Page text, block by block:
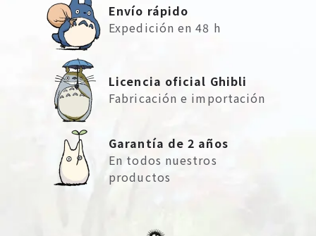
Envío rápido
Expedición en 48 h
Licencia oficial Ghibli
Fabricación e importación
Garantía de 2 años
En todos nuestros
productos